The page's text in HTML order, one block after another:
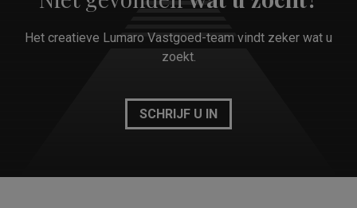
Het creatieve Lumaro Vastgoed-team vindt zeker wat u
zoekt.
SCHRIJF U IN